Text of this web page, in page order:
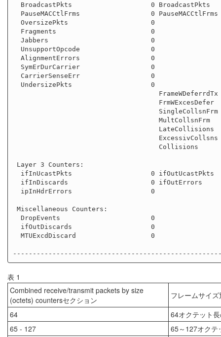
表 1
Combined receive/transmit packets by size
(octets) countersセクション
フレームサイ
64
64オクテット
65 - 127
65～127オクテ